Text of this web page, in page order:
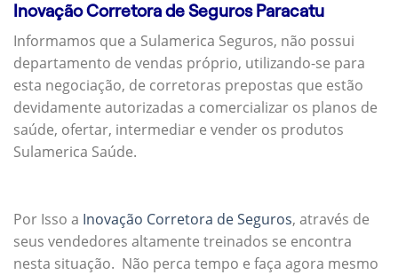
Inovação Corretora de Seguros Paracatu
Informamos que a Sulamerica Seguros, não possui
departamento de vendas próprio, utilizando-se para
esta negociação, de corretoras prepostas que estão
devidamente autorizadas a comercializar os planos de
saúde, ofertar, intermediar e vender os produtos
Sulamerica Saúde.
Por Isso a Inovação Corretora de Seguros, através de
seus vendedores altamente treinados se encontra
nesta situação. Não perca tempo e faça agora mesmo